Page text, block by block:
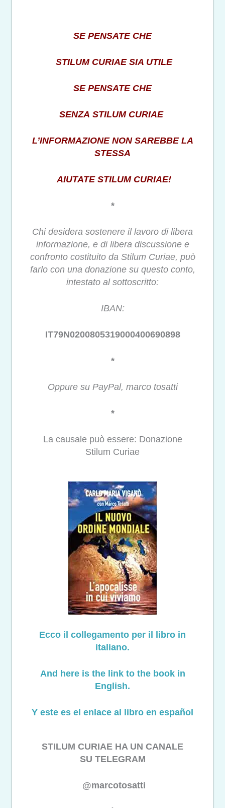
SE PENSATE CHE
STILUM CURIAE SIA UTILE
SE PENSATE CHE
SENZA STILUM CURIAE
L’INFORMAZIONE NON SAREBBE LA
STESSA
AIUTATE STILUM CURIAE!
*
Chi desidera sostenere il lavoro di libera
informazione, e di libera discussione e
confronto costituito da Stilum Curiae, può
farlo con una donazione su questo conto,
intestato al sottoscritto:
IBAN:
IT79N0200805319000400690898
*
Oppure su PayPal, marco tosatti
*
La causale può essere: Donazione
Stilum Curiae
Ecco il collegamento per il libro in
italiano.
And here is the link to the book in
English.
Y este es el enlace al libro en español
STILUM CURIAE HA UN CANALE
SU TELEGRAM
@marcotosatti